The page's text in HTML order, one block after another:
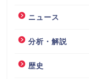
ニュース
分析・解説
歴史